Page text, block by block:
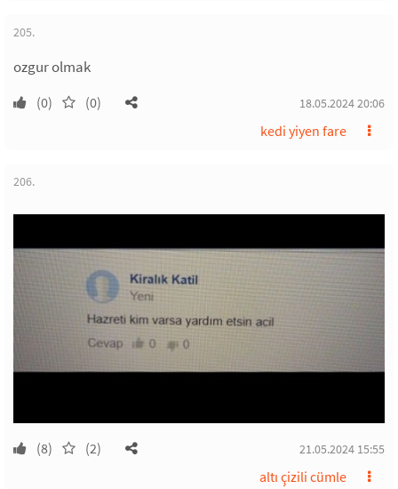
205.
ozgur olmak
(0) (0) 18.05.2024 20:06
kedi yiyen fare
206.
(8) (2) 21.05.2024 15:55
altı çizili cümle